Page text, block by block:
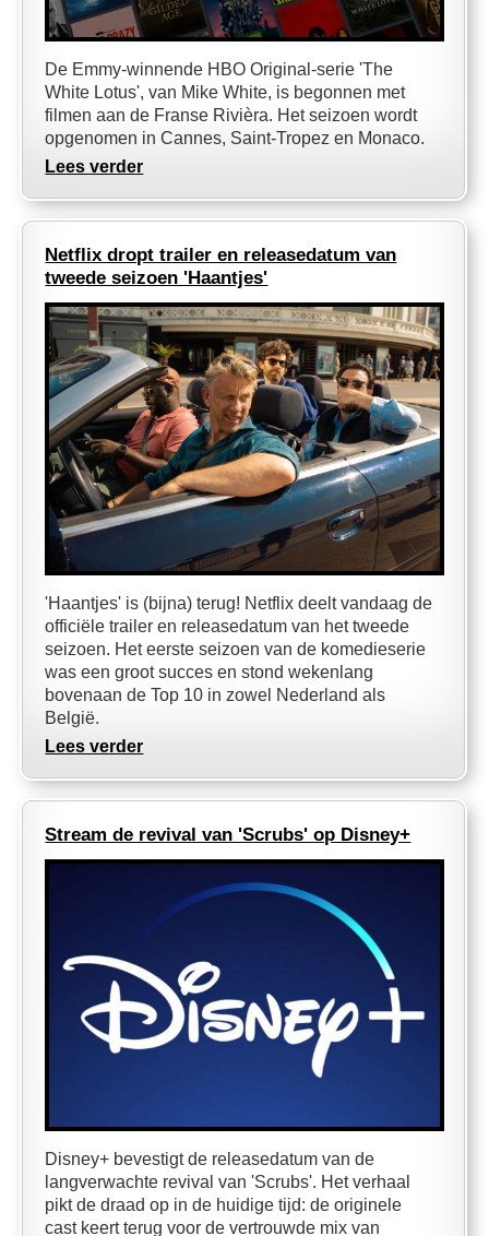
De Emmy-winnende HBO Original-serie 'The
White Lotus', van Mike White, is begonnen met
filmen aan de Franse Rivièra. Het seizoen wordt
opgenomen in Cannes, Saint-Tropez en Monaco.
Lees verder
Netflix dropt trailer en releasedatum van
tweede seizoen 'Haantjes'
'Haantjes' is (bijna) terug! Netflix deelt vandaag de
officiële trailer en releasedatum van het tweede
seizoen. Het eerste seizoen van de komedieserie
was een groot succes en stond wekenlang
bovenaan de Top 10 in zowel Nederland als
België.
Lees verder
Stream de revival van 'Scrubs' op Disney+
Disney+ bevestigt de releasedatum van de
langverwachte revival van 'Scrubs'. Het verhaal
pikt de draad op in de huidige tijd: de originele
cast keert terug voor de vertrouwde mix van